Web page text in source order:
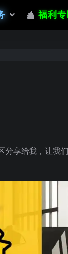
福利
分享给我，让我